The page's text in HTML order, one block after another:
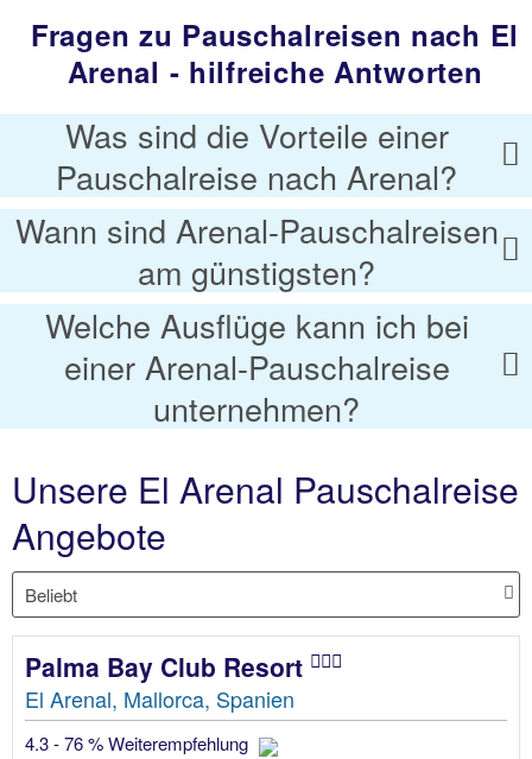
Fragen zu Pauschalreisen nach El
Arenal - hilfreiche Antworten
Was sind die Vorteile einer
Pauschalreise nach Arenal?
Wann sind Arenal-Pauschalreisen
am günstigsten?
Welche Ausflüge kann ich bei
einer Arenal-Pauschalreise
unternehmen?
Unsere El Arenal Pauschalreise
Angebote
Palma Bay Club Resort
El Arenal, Mallorca, Spanien
4.3 - 76 % Weiterempfehlung